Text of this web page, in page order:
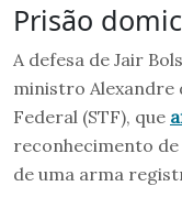
Prisão
A defesa de Jair
ministro Alexandre
Federal (STF), que
reconhecimento
de uma arma